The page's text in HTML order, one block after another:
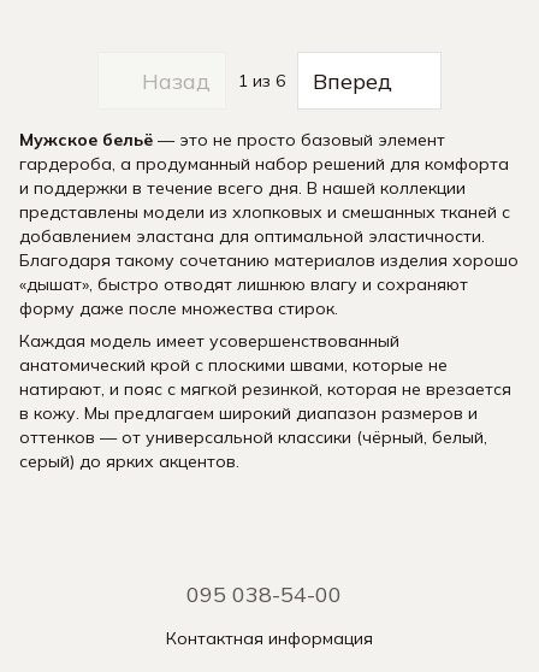
Назад 1 из 6 Вперед
Мужское бельё — это не просто базовый элемент
гардероба, а продуманный набор решений для комфорта
и поддержки в течение всего дня. В нашей коллекции
представлены модели из хлопковых и смешанных тканей с
добавлением эластана для оптимальной эластичности.
Благодаря такому сочетанию материалов изделия хорошо
«дышат», быстро отводят лишнюю влагу и сохраняют
форму даже после множества стирок.
Каждая модель имеет усовершенствованный
анатомический крой с плоскими швами, которые не
натирают, и пояс с мягкой резинкой, которая не врезается
в кожу. Мы предлагаем широкий диапазон размеров и
оттенков — от универсальной классики (чёрный, белый,
серый) до ярких акцентов.
095 038-54-00
Контактная информация